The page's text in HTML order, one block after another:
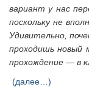
вариант у нас
поскольку не
Удивительно,
проходишь
прохождение — в
(далее…)